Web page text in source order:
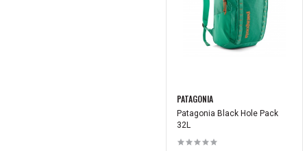
PATAGONIA
Patagonia Black Hole Pack
32L